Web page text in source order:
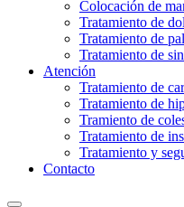
Colocación de
Tratamiento de
Tratamiento de
Tratamiento de
Atención
Tratamiento de
Tratamiento de
Tramiento de
Tratamiento de
Tratamiento y
Contacto